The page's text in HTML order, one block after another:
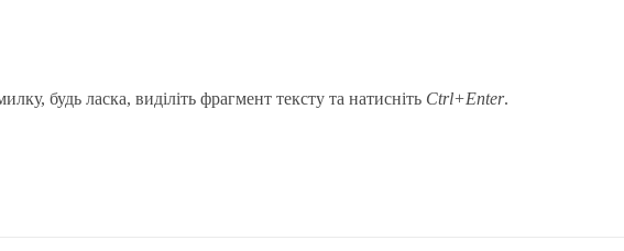
будь ласка, виділіть фрагмент тексту та натисніть Ctrl+Enter.